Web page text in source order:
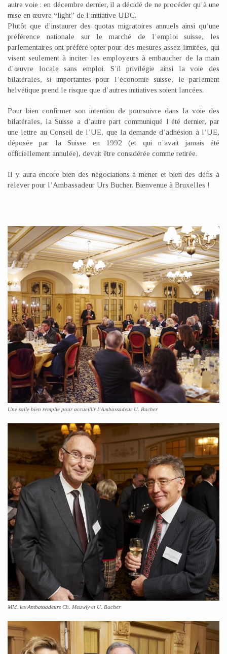
autre voie : en décembre dernier, il a décidé de ne procéder qu’à une
mise en œuvre “light” de l’initiative UDC.
Plutôt que d’instaurer des quotas migratoires annuels ainsi qu’une
préférence nationale sur le marché de l’emploi suisse, les
parlementaires ont préféré opter pour des mesures assez limitées, qui
visent seulement à inciter les employeurs à embaucher de la main
d’œuvre locale sans emploi. S’il privilégie ainsi la voie des
bilatérales, si importantes pour l’économie suisse, le parlement
helvétique prend le risque que d’autres initiatives soient lancées.
Pour bien confirmer son intention de poursuivre dans la voie des
bilatérales, la Suisse a d’autre part communiqué l’été dernier, par
une lettre au Conseil de l’UE, que la demande d’adhésion à l’UE,
déposée par la Suisse en 1992 (et qui n’avait jamais été
officiellement annulée), devait être considérée comme retirée.
Il y aura encore bien des négociations à mener et bien des défis à
relever pour l’Ambassadeur Urs Bucher. Bienvenue à Bruxelles !
Une salle bien remplie pour accueillir l’Ambassadeur U. Bucher
MM. les Ambassadeurs Ch. Meuwly et U. Bucher